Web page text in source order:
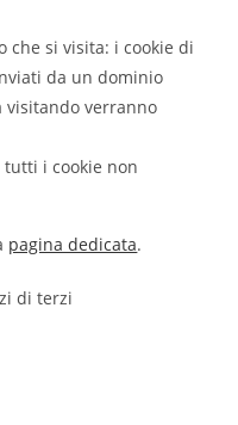
che si visita: i cookie di
da un dominio
visitando verranno
tutti i cookie non
pagina dedicata.
di terzi